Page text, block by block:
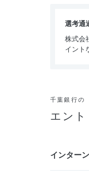
選考通
株式会
イント
千葉銀行の
エント
インター